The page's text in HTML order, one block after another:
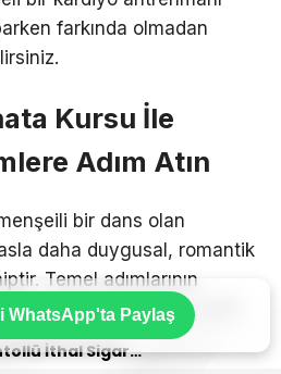
Bakırköy’de Dans Zamanı: Salsa ve Bachata Kursu İle Ritmi Yakalayın!
farkında olmadan
Kursu İle
Adım Atın
bir dans olan
daha duygusal, romantik
Temel adımlarının
olduğu için dansa yeni
tercih edilir.
Aromalı ve Mentollü İthal Sigara Tercihlerinde Oris Markası
WhatsApp'ta Paylaş